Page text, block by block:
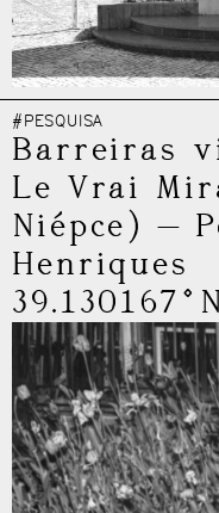
#PESQUISA
Barreiras
Le Vrai
Niépce) —
Henriques